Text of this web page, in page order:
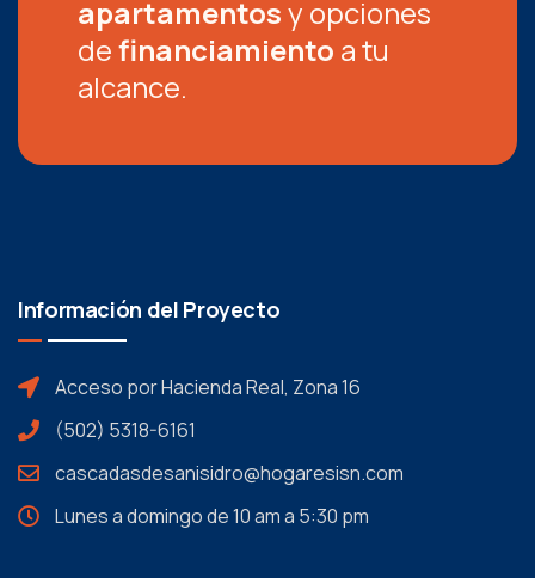
apartamentosy opciones
definanciamiento a tu
alcance.
Información del Proyecto
Acceso por Hacienda Real, Zona 16
(502) 5318-6161
cascadasdesanisidro@hogaresisn.com
Lunes a domingo de 10 am a 5:30 pm